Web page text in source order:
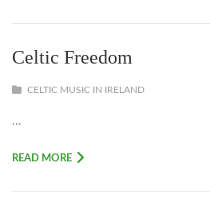
Celtic Freedom
CELTIC MUSIC IN IRELAND
...
READ MORE